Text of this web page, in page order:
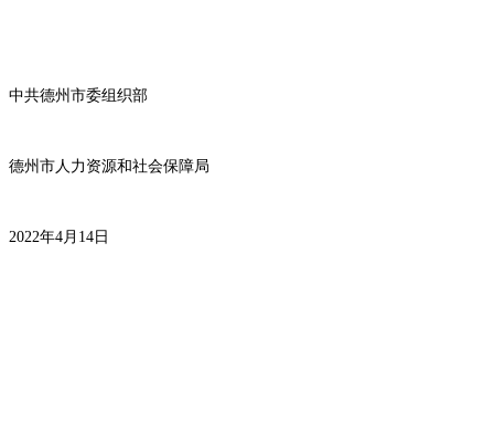
中共德州市委组织部
德州市人力资源和社会保障局
2022年4月14日